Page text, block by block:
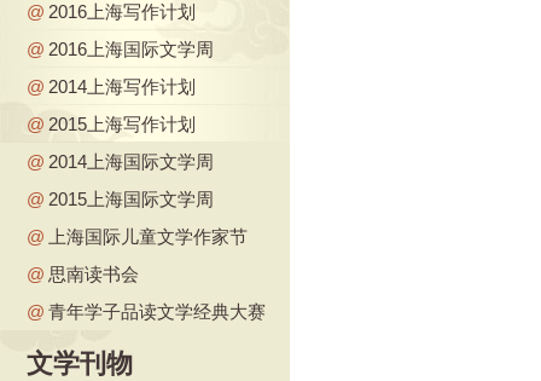
@ 2016上海写作计划
@ 2016上海国际文学周
@ 2014上海写作计划
@ 2015上海写作计划
@ 2014上海国际文学周
@ 2015上海国际文学周
@
上海国际儿童文学作家节
@ 思南读书会
@ 青年学子品读文学经典大赛
文学刊物